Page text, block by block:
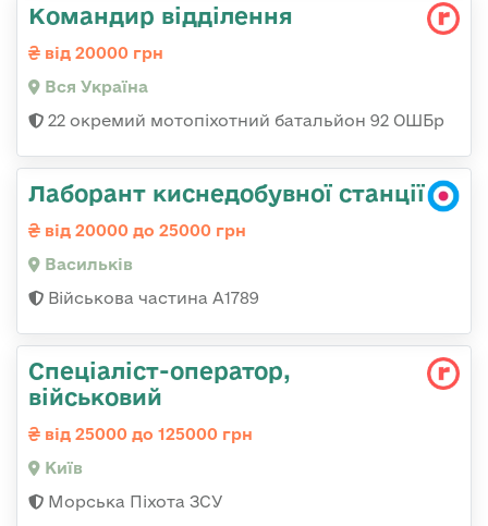
Командир відділення
від 20000 грн
Вся Україна
22 окремий мотопіхотний батальйон 92 ОШБр
Лаборант киснедобувної станції
від 20000 до 25000 грн
Васильків
Військова частина А1789
Спеціаліст-оператор,
військовий
від 25000 до 125000 грн
Київ
Морська Піхота ЗСУ